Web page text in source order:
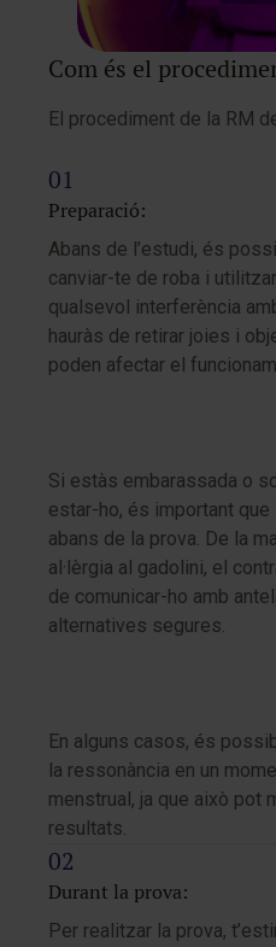
Com és el
El procediment de la RM
Preparació:
Abans de l’estudi, és
canviar-te de roba i
qualsevol interferència
hauràs de retirar joies i
poden afectar el
Si estàs embarassada o
estar-ho, és important
abans de la prova. De la
al·lèrgia al gadolini, el
de comunicar-ho amb
alternatives segures.
En alguns casos, és
la ressonància en un
menstrual, ja que això pot
resultats.
Durant la prova:
Per realitzar la prova,